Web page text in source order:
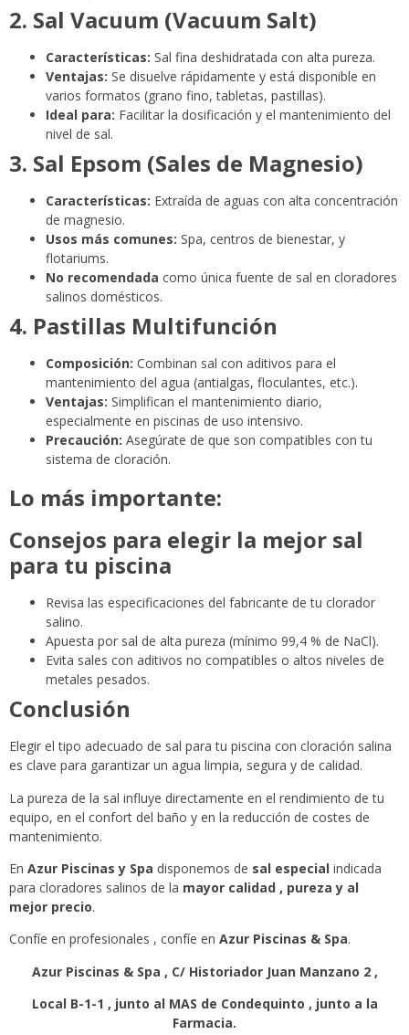
2. Sal Vacuum (Vacuum Salt)
Características: Sal fina deshidratada con alta pureza.
Ventajas: Se disuelve rápidamente y está disponible en
varios formatos (grano fino, tabletas, pastillas).
Ideal para: Facilitar la dosificación y el mantenimiento del
nivel de sal.
3. Sal Epsom (Sales de Magnesio)
Características: Extraída de aguas con alta concentración
de magnesio.
Usos más comunes: Spa, centros de bienestar, y
flotariums.
No recomendada como única fuente de sal en cloradores
salinos domésticos.
4. Pastillas Multifunción
Composición: Combinan sal con aditivos para el
mantenimiento del agua (antialgas, floculantes, etc.).
Ventajas: Simplifican el mantenimiento diario,
especialmente en piscinas de uso intensivo.
Precaución: Asegúrate de que son compatibles con tu
sistema de cloración.
Lo más importante:
Consejos para elegir la mejor sal
para tu piscina
Revisa las especificaciones del fabricante de tu clorador
salino.
Apuesta por sal de alta pureza (mínimo 99,4 % de NaCl).
Evita sales con aditivos no compatibles o altos niveles de
metales pesados.
Conclusión
Elegir el tipo adecuado de sal para tu piscina con cloración salina
es clave para garantizar un agua limpia, segura y de calidad.
La pureza de la sal influye directamente en el rendimiento de tu
equipo, en el confort del baño y en la reducción de costes de
mantenimiento.
En Azur Piscinas y Spa disponemos de sal especial indicada
para cloradores salinos de la mayor calidad , pureza y al
mejor precio.
Confíe en profesionales , confíe en Azur Piscinas & Spa.
Azur Piscinas & Spa , C/ Historiador Juan Manzano 2 ,
Local B-1-1 , junto al MAS de Condequinto , junto a la
Farmacia.